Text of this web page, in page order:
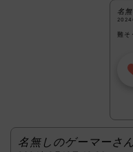
名
2024
難そ
名無しのゲーマーさん